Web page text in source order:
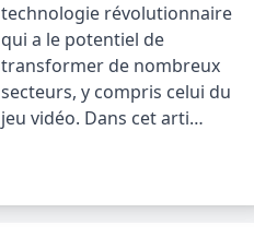
technologie révolutionnaire
qui a le potentiel de
transformer de nombreux
secteurs, y compris celui du
jeu vidéo. Dans cet arti…